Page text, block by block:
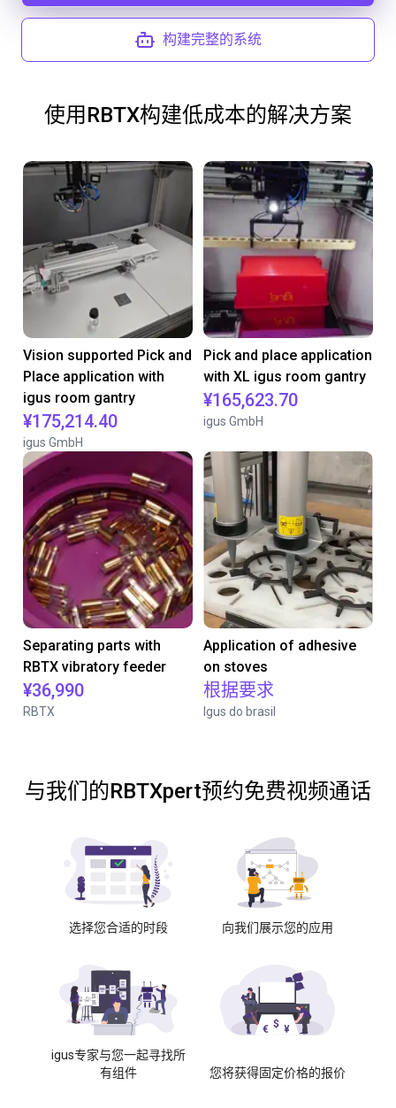
构建完整的系统
使用RBTX构建低成本的解决方案
Vision supported Pick and
Place application with
igus room gantry
¥175,214.40
igus GmbH
Pick and place application
with XL igus room gantry
¥165,623.70
igus GmbH
Separating parts with
RBTX vibratory feeder
¥36,990
RBTX
Application of adhesive
on stoves
根据要求
Igus do brasil
与我们的RBTXpert预约免费视频通话
选择您合适的时段 向我们展示您的应用
igus专家与您一起寻找所
有组件
您将获得固定价格的报价